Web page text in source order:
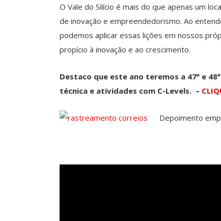
O Vale do Silício é mais do que apenas um
de inovação e empreendedorismo. Ao
podemos aplicar essas lições em nossos
propício à inovação e ao crescimento.
Destaco que este ano teremos a 47ª e
técnica e atividades com C-Levels. –
Depoimento